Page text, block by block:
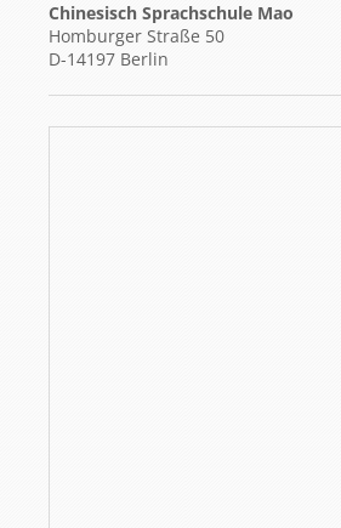
Chinesisch Sprachschule Mao
Homburger Straße 50
D-14197 Berlin